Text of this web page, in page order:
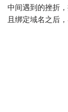
中间遇到的挫折
且绑定域名之后